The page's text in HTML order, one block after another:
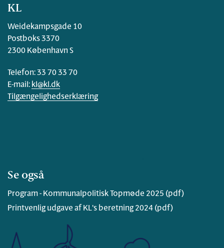
KL
Weidekampsgade 10
Postboks 3370
2300 København S
Telefon: 33 70 33 70
E-mail: kl@kl.dk
Tilgængelighedserklæring
Se også
Program - Kommunalpolitisk Topmøde 2025 (pdf)
Printvenlig udgave af KL's beretning 2024 (pdf)